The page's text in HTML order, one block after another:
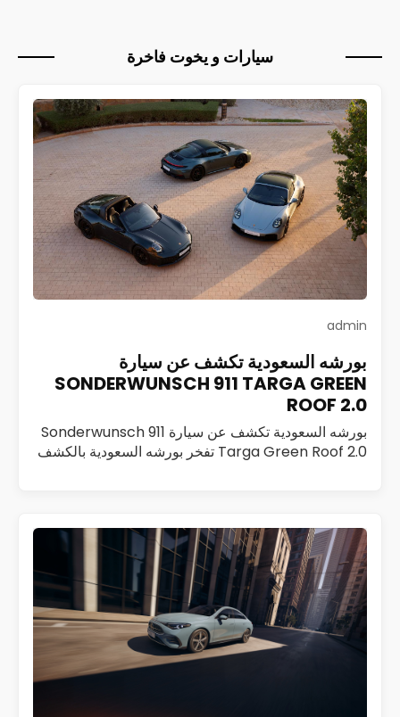
سيارات و يخوت فاخرة
admin
بورشه السعودية تكشف عن سيارة
SONDERWUNSCH 911 TARGA GREEN
ROOF 2.0
بورشه السعودية تكشف عن سيارة Sonderwunsch 911
Targa Green Roof 2.0 تفخر بورشه السعودية بالكشف